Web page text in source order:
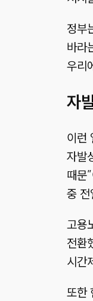
정부
바라
우리
자
이런
자발
때문
중 전
고용
전환
시간
또한